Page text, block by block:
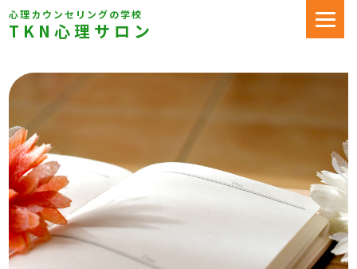
心理カウンセリングの学校
TKN心理サロン